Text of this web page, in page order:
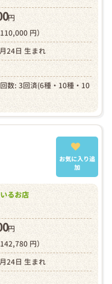
円
円）
24日 生まれ
数: 3回済(6種・10種・10
お気に入り追
加
るお店
円
円）
24日 生まれ